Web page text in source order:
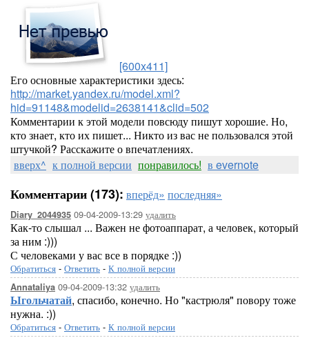
[600x411]
Его основные характеристики здесь:
http://market.yandex.ru/model.xml?
hid=91148&modelid=2638141&clid=502
Комментарии к этой модели повсюду пишут хорошие. Но,
кто знает, кто их пишет... Никто из вас не пользовался этой
штучкой? Расскажите о впечатлениях.
вверх^ к полной версии понравилось! в evernote
Комментарии (173): вперёд» последняя»
Diary_2044935 09-04-2009-13:29 удалить
Как-то слышал ... Важен не фотоаппарат, а человек, который
за ним :)))
С человеками у вас все в порядке :))
Обратиться - Ответить - К полной версии
Annataliya 09-04-2009-13:32 удалить
Ыгольчатай, спасибо, конечно. Но "кастрюля" повору тоже
нужна. :))
Обратиться - Ответить - К полной версии